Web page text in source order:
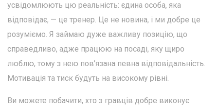
усвідомлюють цю реальність: єдина особа, яка
відповідає, — це тренер. Це не новина, і ми добре це
розуміємо. Я займаю дуже важливу позицію, що
справедливо, адже працюю на посаді, яку щиро
люблю, тому з нею пов'язана певна відповідальність.
Мотивація та тиск будуть на високому рівні.
Ви можете побачити, хто з гравців добре виконує